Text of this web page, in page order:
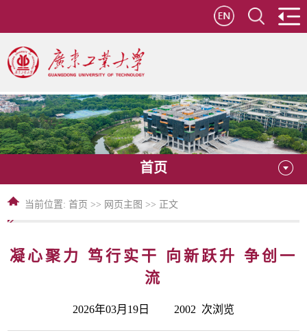
首页
当前位置:首页 >> 网页主图 >> 正文
凝心聚力 笃行实干 向新跃升 争创一
流
2026年03月19日 2002 次浏览